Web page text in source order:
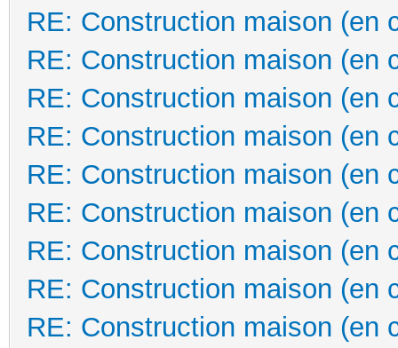
RE: Construction maison (en
RE: Construction maison (en
RE: Construction maison (en
RE: Construction maison (en
RE: Construction maison (en
RE: Construction maison (en
RE: Construction maison (en
RE: Construction maison (en
RE: Construction maison (en